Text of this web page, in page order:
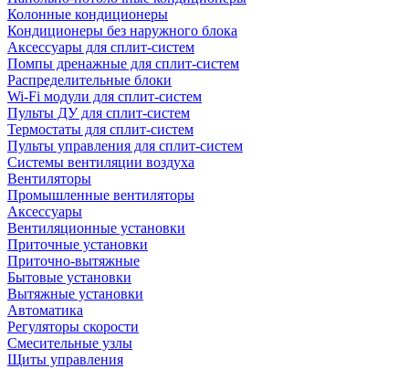
Колонные кондиционеры
Кондиционеры без наружного блока
Аксессуары для сплит-систем
Помпы дренажные для сплит-систем
Распределительные блоки
Wi-Fi модули для сплит-систем
Пульты ДУ для сплит-систем
Термостаты для сплит-систем
Пульты управления для сплит-систем
Системы вентиляции воздуха
Вентиляторы
Промышленные вентиляторы
Аксессуары
Вентиляционные установки
Приточные установки
Приточно-вытяжные
Бытовые установки
Вытяжные установки
Автоматика
Регуляторы скорости
Смесительные узлы
Щиты управления